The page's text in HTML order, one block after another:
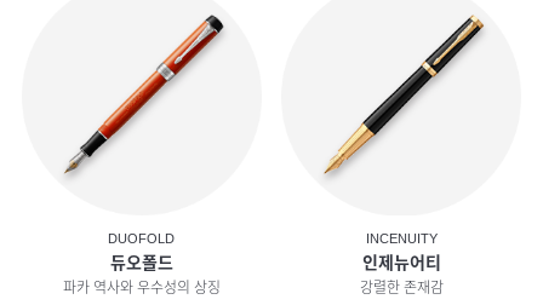
DUOFOLD
듀오폴드
파카 역사와 우수성의 상징
INCENUITY
인제뉴어티
강렬한 존재감